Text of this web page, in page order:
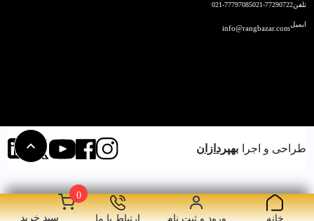
خانه ورود و ثبت نام ارتباط با ما
0
سبد خرید
تلفن021-77290722
021-77797085
ایمیلinfo@rangbazar.com
طراحی و اجرا بهپردازان